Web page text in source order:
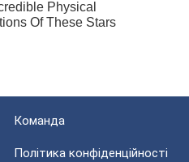
Команда
Політика конфіденційності